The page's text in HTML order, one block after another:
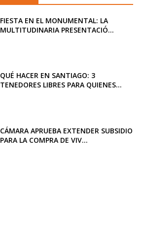
FIESTA EN EL MONUMENTAL: LA
MULTITUDINARIA PRESENTACIÓ...
QUÉ HACER EN SANTIAGO: 3
TENEDORES LIBRES PARA QUIENES...
CÁMARA APRUEBA EXTENDER SUBSIDIO
PARA LA COMPRA DE VIV...